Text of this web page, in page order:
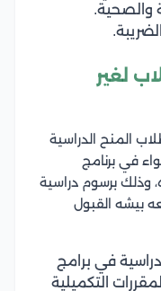
والصحية.
لغير
المنح الدراسية
في برنامج
وذلك برسوم دراسية
بيشه القبول
في برامج
التكميلية